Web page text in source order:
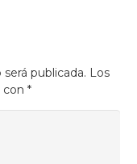
publicada. Los
con *